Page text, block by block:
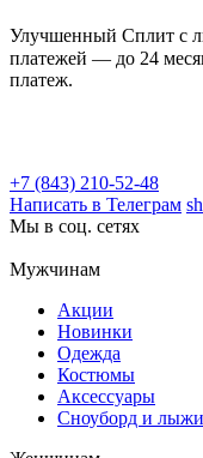
Улучшенный Сплит с
платежей — до 24
платеж.
+7 (843) 210-52-48
Написать в Телеграм
Мы в соц. сетях
Мужчинам
Акции
Новинки
Одежда
Костюмы
Аксессуары
Сноуборд и лыжи